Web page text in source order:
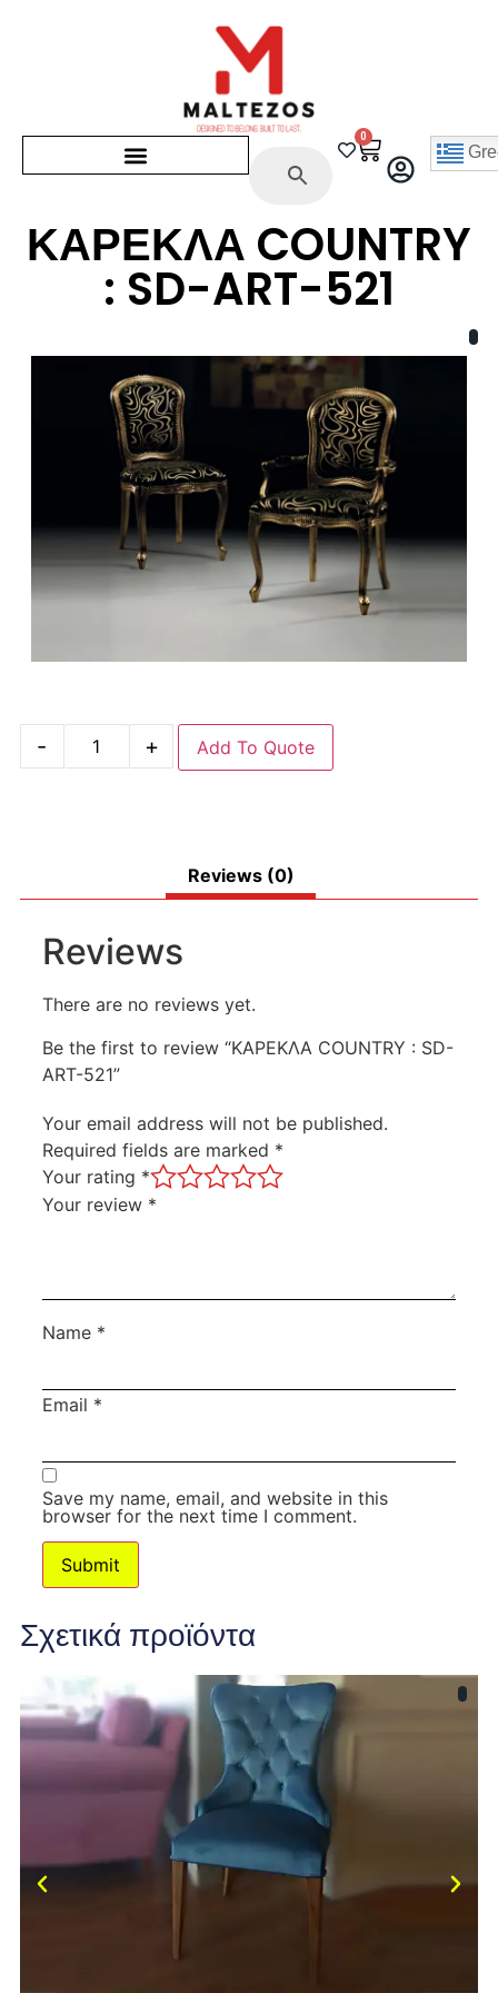
0
ΚΑΡΕΚΛΑ COUNTRY
: SD-ART-521
- + Add To Quote
Reviews (0)
Reviews
There are no reviews yet.
Be the first to review “ΚΑΡΕΚΛΑ COUNTRY : SD-
ART-521”
Your email address will not be published.
Required fields are marked *
Your rating *
Your review *
Name *
Email *
Save my name, email, and website in this
browser for the next time I comment.
Σχετικά προϊόντα